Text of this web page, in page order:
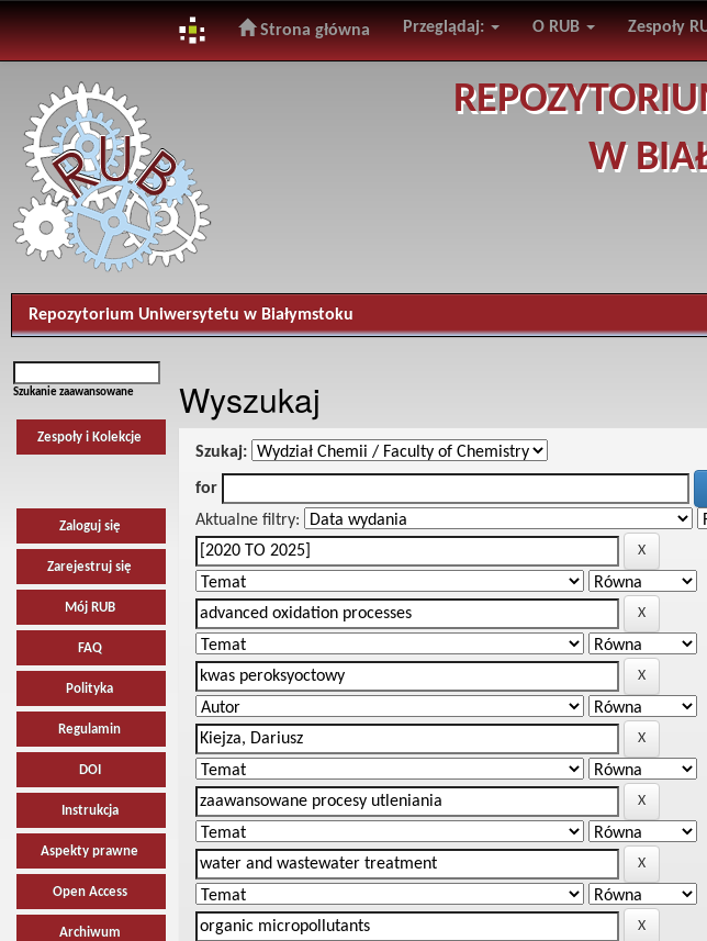
navigation
Strona główna Przeglądaj: O RUB Zespoły
W
Repozytorium Uniwersytetu w Białymstoku
Szukanie zaawansowane
Zespoły i Kolekcje
Zaloguj się
Zarejestruj się
Mój RUB
FAQ
Polityka
Regulamin
DOI
Instrukcja
Aspekty prawne
Open Access
Archiwum
Wyszukaj
Szukaj:
for
Aktualne filtry: